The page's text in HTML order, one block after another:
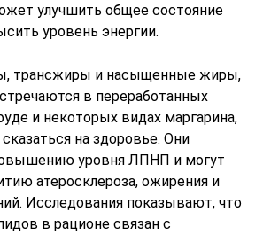
улучшить общее состояние
уровень энергии.
трансжиры и насыщенные жиры,
в переработанных
и некоторых видах маргарина,
на здоровье. Они
уровня ЛПНП и могут
атеросклероза, ожирения и
Исследования показывают, что
в рационе связан с